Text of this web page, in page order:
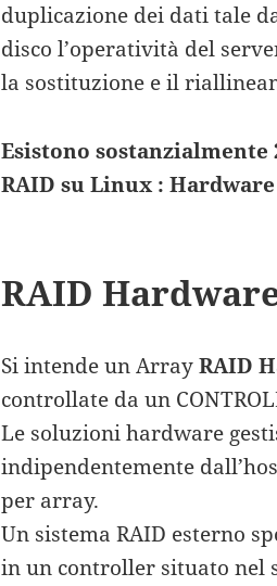
duplicazione dei dati tale
disco l’operatività del
la sostituzione e il
Esistono
RAID su Linux :
RAID
Si intende un ArrayRAID
controllate da un
Le soluzioni hardware
indipendentemente
per array.
Un sistema RAID esterno
in un controller situato nel